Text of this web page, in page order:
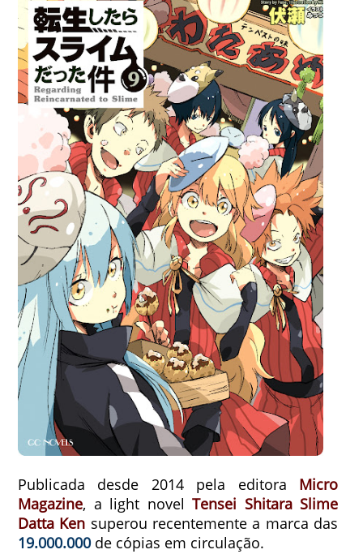
Publicada desde 2014 pela editora Micro
Magazine, a light novelTensei Shitara Slime
Datta Ken superou recentemente a marca das
19.000.000de cópias em circulação.